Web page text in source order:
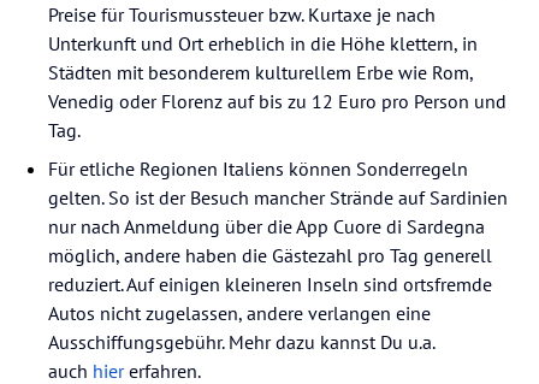
Preise für Tourismussteuer bzw. Kurtaxe je nach
Unterkunft und Ort erheblich in die Höhe klettern, in
Städten mit besonderem kulturellem Erbe wie Rom,
Venedig oder Florenz auf bis zu 12 Euro pro Person und
Tag.
Für etliche Regionen Italiens können Sonderregeln
gelten. So ist der Besuch mancher Strände auf Sardinien
nur nach Anmeldung über die App Cuore di Sardegna
möglich, andere haben die Gästezahl pro Tag generell
reduziert. Auf einigen kleineren Inseln sind ortsfremde
Autos nicht zugelassen, andere verlangen eine
Ausschiffungsgebühr. Mehr dazu kannst Du u.a.
auch hiererfahren.